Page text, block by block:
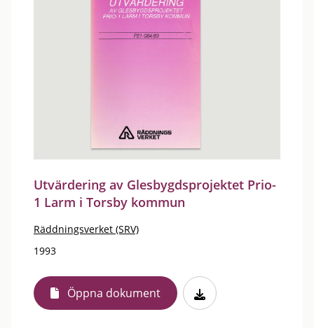
Utvärdering av Glesbygdsprojektet Prio-
1 Larm i Torsby kommun
Räddningsverket (SRV)
1993
Öppna dokument